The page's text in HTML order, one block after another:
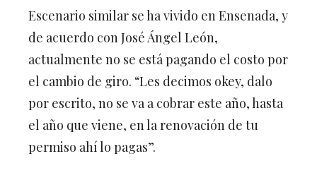
Escenario similar se ha vivido en Ensenada, y
de acuerdo con José Ángel León,
actualmente no se está pagando el costo por
el cambio de giro. “Les decimos okey, dalo
por escrito, no se va a cobrar este año, hasta
el año que viene, en la renovación de tu
permiso ahí lo pagas”.